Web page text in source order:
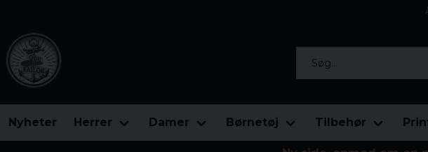
Nyheter Herrer Damer Børnetøj Tilbehør